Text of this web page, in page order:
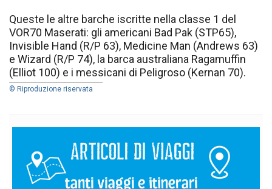
Queste le altre barche iscritte nella classe 1 del
VOR70 Maserati: gli americani Bad Pak (STP65),
Invisible Hand (R/P 63), Medicine Man (Andrews 63)
e Wizard (R/P 74), la barca australiana Ragamuffin
(Elliot 100) e i messicani di Peligroso (Kernan 70).
© Riproduzione riservata